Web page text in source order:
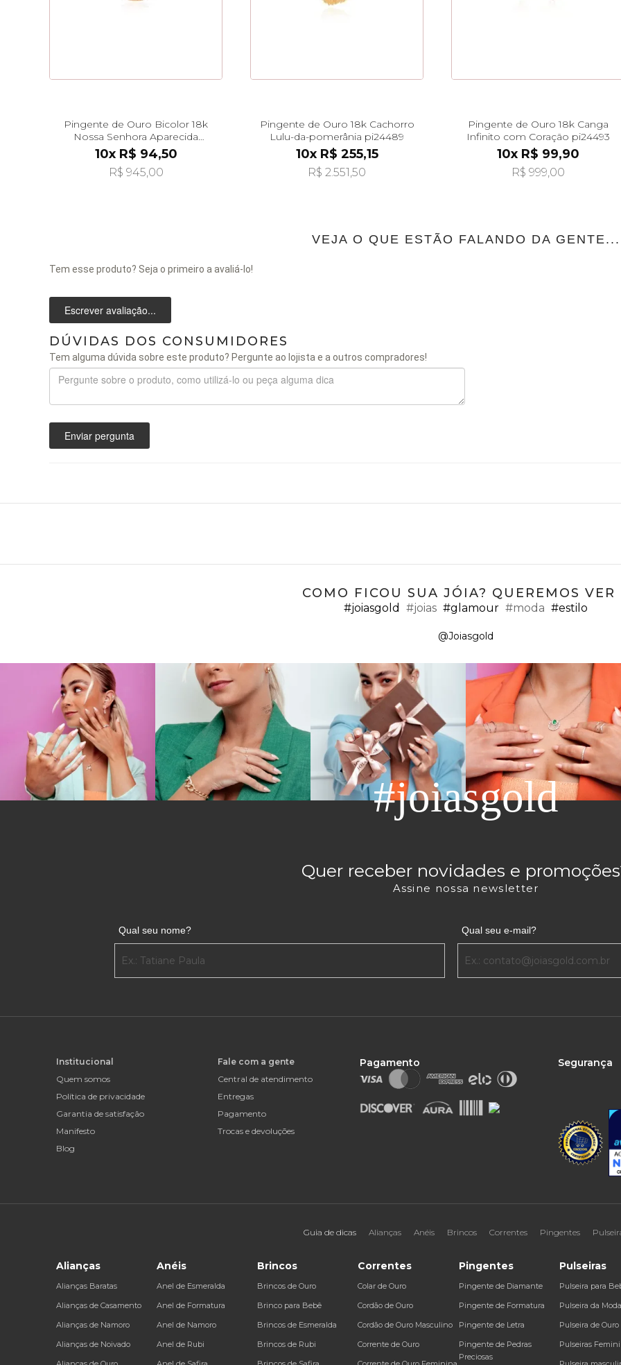
Pingente de Ouro Bicolor 18k
Nossa Senhora Aparecida
pi21085
10x R$ 94,50
R$ 945,00
Pingente de Ouro 18k Cachorro
Lulu-da-pomerânia pi24489
10x R$ 255,15
R$ 2.551,50
Pingente de Ouro 18k Canga
Infinito com Coração pi24493
10x R$ 99,90
R$ 999,00
VEJA O QUE ESTÃO FALANDO DA GENTE...
Tem esse produto? Seja o primeiro a avaliá-lo!
Escrever avaliação...
DÚVIDAS DOS CONSUMIDORES
Tem alguma dúvida sobre este produto? Pergunte ao lojista e a outros compradores!
Enviar pergunta
COMO FICOU SUA JÓIA? QUEREMOS VER
#joiasgold #joias #glamour #moda #estilo
@Joiasgold
#joiasgold
Quer receber novidades e
Assine nossa newsletter
Qual seu nome? Qual seu e-mail?
Institucional
Quem somos
Política de privacidade
Garantia de satisfação
Manifesto
Blog
Fale com a gente
Central de atendimento
Entregas
Pagamento
Trocas e devoluções
Pagamento Segurança
Guia de dicas Alianças Anéis Brincos Correntes Pingentes
Alianças
Alianças Baratas
Alianças de Casamento
Alianças de Namoro
Alianças de Noivado
Anéis
Anel de Esmeralda
Anel de Formatura
Anel de Namoro
Anel de Rubi
Brincos
Brincos de Ouro
Brinco para Bebê
Brincos de Esmeralda
Brincos de Rubi
Correntes
Colar de Ouro
Cordão de Ouro
Cordão de Ouro Masculino
Corrente de Ouro
Pingentes
Pingente de Diamante
Pingente de Formatura
Pingente de Letra
Pingente de Pedras
Preciosas
Pulseiras
Pulseira para
Pulseira da Moda
Pulseira de Ouro
Pulseiras